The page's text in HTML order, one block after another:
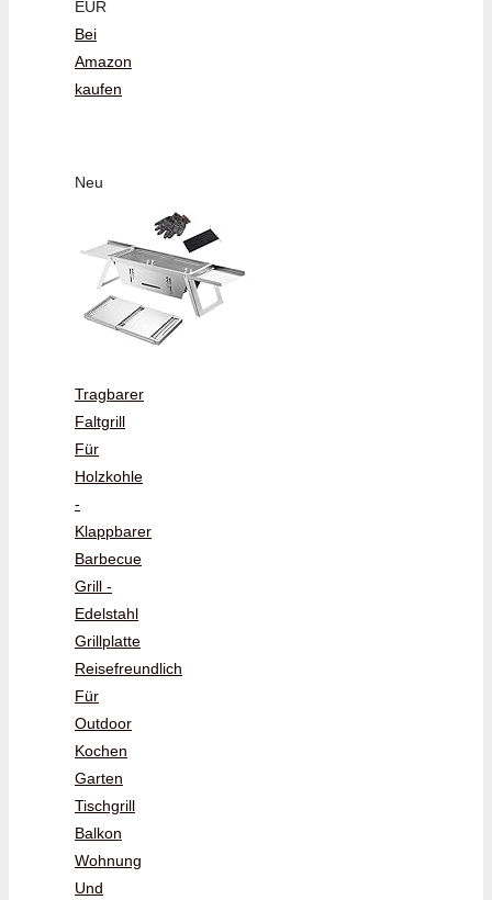
EUR
Bei
Amazon
kaufen
Neu
Tragbarer
Faltgrill
Für
Holzkohle
-
Klappbarer
Barbecue
Grill -
Edelstahl
Grillplatte
Reisefreundlich
Für
Outdoor
Kochen
Garten
Tischgrill
Balkon
Wohnung
Und